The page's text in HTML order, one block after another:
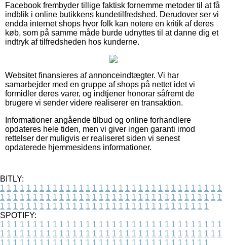
Facebook frembyder tillige faktisk fornemme metoder til at få
indblik i online butikkens kundetilfredshed. Derudover ser vi
endda internet shops hvor folk kan notere en kritik af deres
køb, som på samme måde burde udnyttes til at danne dig et
indtryk af tilfredsheden hos kunderne.
Websitet finansieres af annonceindtægter. Vi har
samarbejder med en gruppe af shops på nettet idet vi
formidler deres varer, og indtjener honorar såfremt de
brugere vi sender videre realiserer en transaktion.
Informationer angående tilbud og online forhandlere
opdateres hele tiden, men vi giver ingen garanti imod
rettelser der muligvis er realiseret siden vi senest
opdaterede hjemmesidens informationer.
BITLY:
1 1 1 1 1 1 1 1 1 1 1 1 1 1 1 1 1 1 1 1 1 1 1 1 1 1 1 1 1 1 1 1 1 1
1 1 1 1 1 1 1 1 1 1 1 1 1 1 1 1 1 1 1 1 1 1 1 1 1 1 1 1 1 1 1 1 1 1
1 1 1 1 1 1 1 1 1 1 1 1 1 1 1 1 1 1 1 1 1 1 1 1 1 1 1 1 1 1 1 1
SPOTIFY:
1 1 1 1 1 1 1 1 1 1 1 1 1 1 1 1 1 1 1 1 1 1 1 1 1 1 1 1 1 1 1 1 1 1
1 1 1 1 1 1 1 1 1 1 1 1 1 1 1 1 1 1 1 1 1 1 1 1 1 1 1 1 1 1 1 1 1 1
1 1 1 1 1 1 1 1 1 1 1 1 1 1 1 1 1 1 1 1 1 1 1 1 1 1 1 1 1 1 1 1